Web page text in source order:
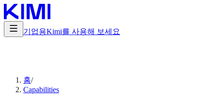
기업용Kimi를 사용해 보세요
홈/
Capabilities